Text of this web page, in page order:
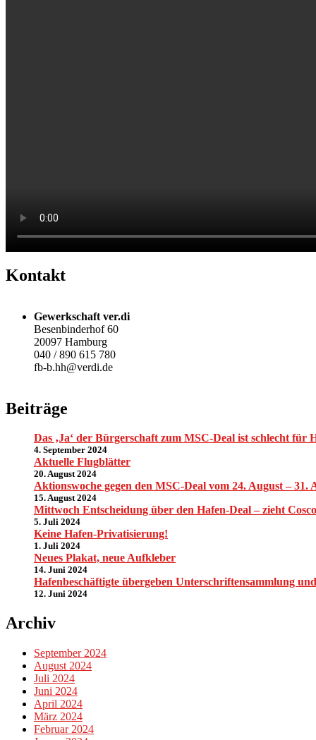
Kontakt
Gewerkschaft ver.di
Besenbinderhof 60
20097 Hamburg
040 / 890 615 780
fb-b.hh@verdi.de
Beiträge
Das ‚Ja‘ der Bürgerschaft zum MSC-Deal ist schlecht für
4. September 2024
Aktuelle Flugblätter
20. August 2024
Aktionswoche gegen den MSC-Deal vom 24. August – 31.
15. August 2024
Mittwoch Entscheidung über den Hafen-Deal – zieht
5. Juli 2024
Keine Hafen-Privatisierung!
1. Juli 2024
Neues Plakat, neue Aufkleber
14. Juni 2024
Hafenbeschäftigte übergeben Unterschriftensammlung
12. Juni 2024
Archiv
September 2024
August 2024
Juli 2024
Juni 2024
April 2024
März 2024
Februar 2024